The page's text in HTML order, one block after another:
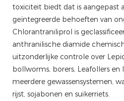
toxiciteit biedt dat is aangepast
geïntegreerde behoeften van
Chlorantraniliprol is
anthranilische diamide
uitzonderlijke controle over
bollworms, borers, Leafollers en
meerdere gewassensystemen,
rijst, sojabonen en suikerriets.